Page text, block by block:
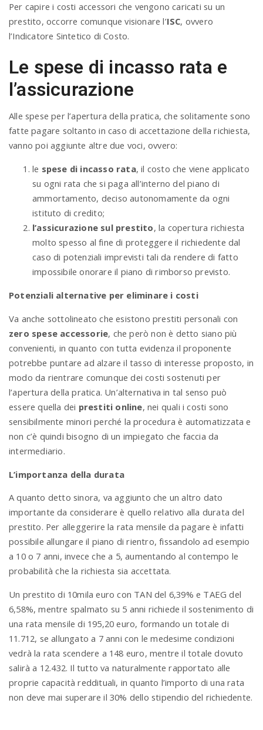
Per capire i costi accessori che vengono caricati su un
prestito, occorre comunque visionare l’ISC, ovvero
l’Indicatore Sintetico di Costo.
Le spese di incasso rata e
l’assicurazione
Alle spese per l’apertura della pratica, che solitamente sono
fatte pagare soltanto in caso di accettazione della richiesta,
vanno poi aggiunte altre due voci, ovvero:
le spese di incasso rata, il costo che viene applicato
su ogni rata che si paga all’interno del piano di
ammortamento, deciso autonomamente da ogni
istituto di credito;
l’assicurazione sul prestito, la copertura richiesta
molto spesso al fine di proteggere il richiedente dal
caso di potenziali imprevisti tali da rendere di fatto
impossibile onorare il piano di rimborso previsto.
Potenziali alternative per eliminare i costi
Va anche sottolineato che esistono prestiti personali con
zero spese accessorie, che però non è detto siano più
convenienti, in quanto con tutta evidenza il proponente
potrebbe puntare ad alzare il tasso di interesse proposto, in
modo da rientrare comunque dei costi sostenuti per
l’apertura della pratica. Un’alternativa in tal senso può
essere quella dei prestiti online, nei quali i costi sono
sensibilmente minori perché la procedura è automatizzata e
non c’è quindi bisogno di un impiegato che faccia da
intermediario.
L’importanza della durata
A quanto detto sinora, va aggiunto che un altro dato
importante da considerare è quello relativo alla durata del
prestito. Per alleggerire la rata mensile da pagare è infatti
possibile allungare il piano di rientro, fissandolo ad esempio
a 10 o 7 anni, invece che a 5, aumentando al contempo le
probabilità che la richiesta sia accettata.
Un prestito di 10mila euro con TAN del 6,39% e TAEG del
6,58%, mentre spalmato su 5 anni richiede il sostenimento di
una rata mensile di 195,20 euro, formando un totale di
11.712, se allungato a 7 anni con le medesime condizioni
vedrà la rata scendere a 148 euro, mentre il totale dovuto
salirà a 12.432. Il tutto va naturalmente rapportato alle
proprie capacità reddituali, in quanto l’importo di una rata
non deve mai superare il 30% dello stipendio del richiedente.